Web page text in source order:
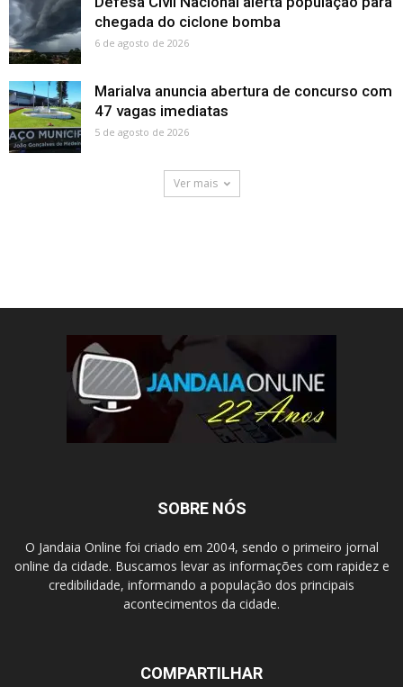
chegada do ciclone bomba
6 de agosto de 2026
Marialva anuncia abertura de concurso com
47 vagas imediatas
5 de agosto de 2026
Ver mais
SOBRE NÓS
O Jandaia Online foi criado em 2004, sendo o primeiro jornal
online da cidade. Buscamos levar as informações com rapidez e
credibilidade, informando a população dos principais
acontecimentos da cidade.
COMPARTILHAR